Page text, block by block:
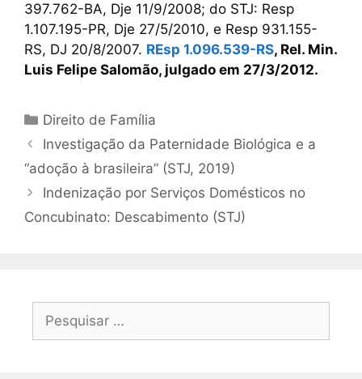
397.762-BA, Dje 11/9/2008; do STJ: Resp
1.107.195-PR, Dje 27/5/2010, e Resp 931.155-
RS, DJ 20/8/2007. REsp 1.096.539-RS, Rel. Min.
Luis Felipe Salomão, julgado em 27/3/2012.
Direito de Família
Investigação da Paternidade Biológica e a
“adoção à brasileira” (STJ, 2019)
Indenização por Serviços Domésticos no
Concubinato: Descabimento (STJ)